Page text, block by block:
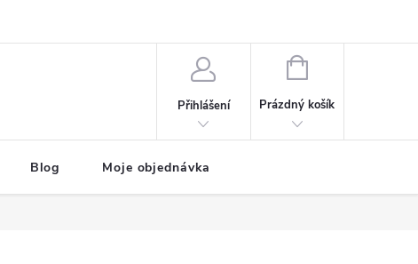
Přihlášení
NÁKUPNÍ
Prázdný košík
Blog Moje objednávka